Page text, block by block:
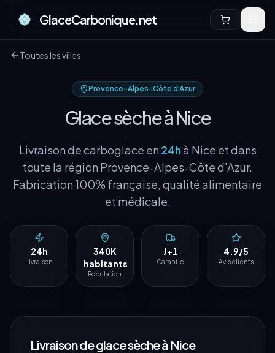
GlaceCarbonique.net
Toutes les villes
Provence-Alpes-Côte d'Azur
Glace sèche àNice
Livraison de carboglace en 24hà Nice et dans
toute la région Provence-Alpes-Côte d'Azur.
Fabrication 100% française, qualité alimentaire
et médicale.
24h
Livraison
340K
habitants
Population
J+1
Garantie
4.9/5
Avis clients
Livraison de glace sèche à Nice